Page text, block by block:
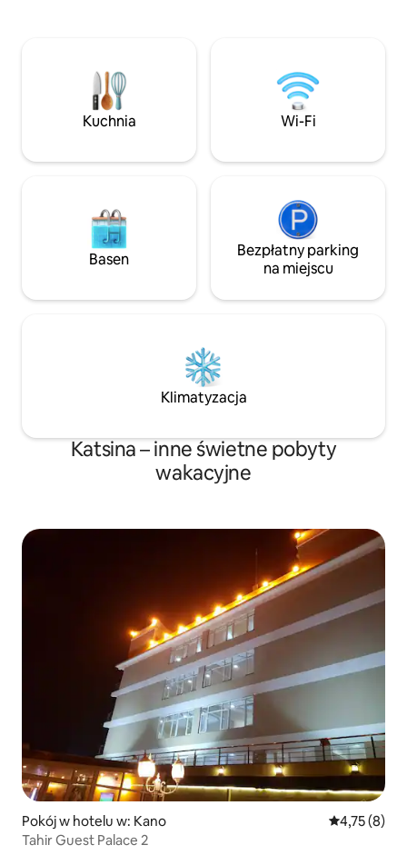
Wyposażona kuchnia Pralka Część
dzienna/jadalna ze smart TV Stanowisko
pracy z monitorem LED i drukarką
Kuchenka mikrofalowa Lodówka 4-
piekarnikiem W pierwszej sypialni jest
skontaktuj się z
informacji i pytań.
zapraszamy!
Kuchnia Wi-Fi
Basen
Bezpłatny parking
na miejscu
Klimatyzacja
Katsina – inne świetne pobyty
wakacyjne
Pokój w hotelu w: Kano Średnia
4,75 (8)
Tahir Guest Palace 2